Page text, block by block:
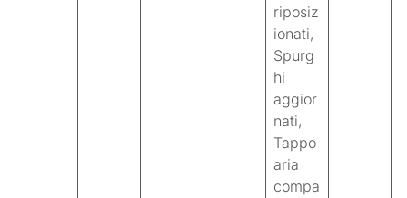
riposiz
ionati,
Spurg
hi
aggior
nati,
Tappo
aria
compa